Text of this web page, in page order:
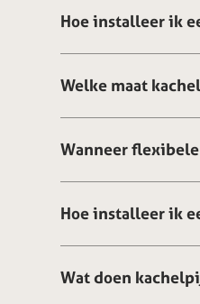
Hoe installeer ik
Welke maat
Wanneer
Hoe installeer ik
Wat doen